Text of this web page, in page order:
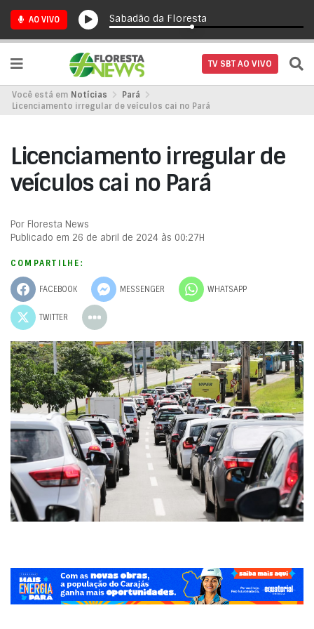
AO VIVO Sabadão da Floresta
TV SBT AO VIVO
Você está em Notícias
Pará
Licenciamento irregular de veículos cai no Pará
Licenciamento irregular de
veículos cai no Pará
Por Floresta News
Publicado em 26 de abril de 2024 às 00:27H
COMPARTILHE:
FACEBOOK MESSENGER WHATSAPP
TWITTER